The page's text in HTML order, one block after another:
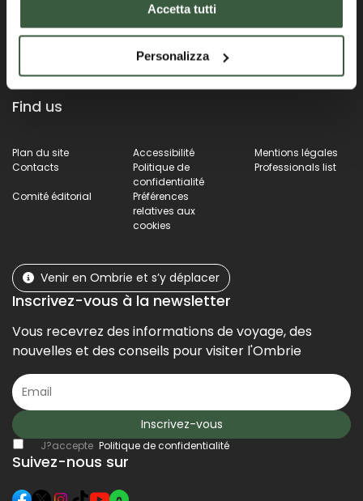
Accetta tutti
Personalizza
Find us
Plan du site Accessibilité
Mentions légales
Contacts
Politique de
confidentialité
Professionals list
Comité éditorial
Préférences
relatives aux
cookies
Venir en Ombrie et s’y déplacer
Inscrivez-vous à la newsletter
Vous recevrez des informations de voyage, des
nouvelles et des conseils pour visiter l'Ombrie
Inscrivez-vous
J?accepte Politique de confidentialité
Suivez-nous sur